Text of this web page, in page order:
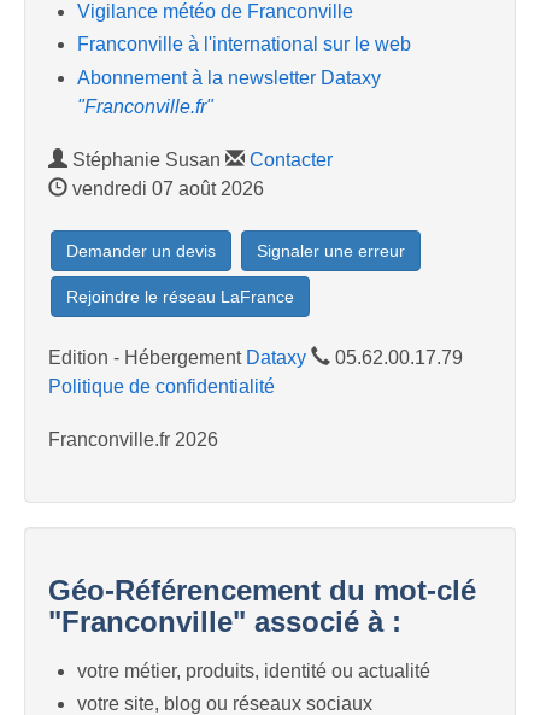
Vigilance météo de Franconville
Franconville à l'international sur le web
Abonnement à la newsletter Dataxy
"Franconville.fr"
Stéphanie Susan
Contacter
vendredi 07 août 2026
Demander un devis Signaler une erreur
Rejoindre le réseau LaFrance
Edition - Hébergement Dataxy
05.62.00.17.79
Politique de confidentialité
Franconville.fr 2026
Géo-Référencement du mot-clé
"Franconville" associé à :
votre métier, produits, identité ou actualité
votre site, blog ou réseaux sociaux